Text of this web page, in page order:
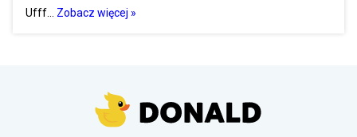
Ufff... Zobacz więcej »